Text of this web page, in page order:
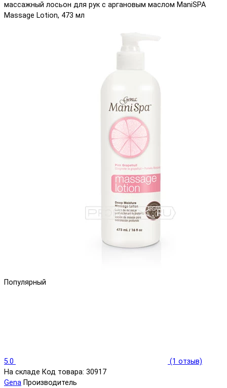
массажный лосьон для рук с аргановым маслом ManiSPA
Massage Lotion, 473 мл
Популярный
5.0
(1 отзыв)
На складе Код товара: 30917
Gena Производитель